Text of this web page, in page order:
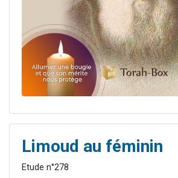
Limoud au féminin
Etude n°278